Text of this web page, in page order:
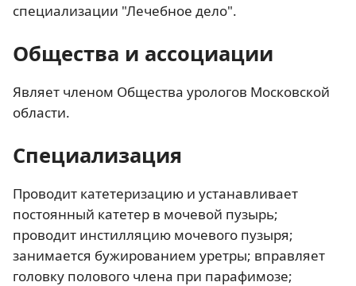
специализации "Лечебное дело".
Общества и ассоциации
Являет членом Общества урологов Московской
области.
Специализация
Проводит катетеризацию и устанавливает
постоянный катетер в мочевой пузырь;
проводит инстилляцию мочевого пузыря;
занимается бужированием уретры; вправляет
головку полового члена при парафимозе;